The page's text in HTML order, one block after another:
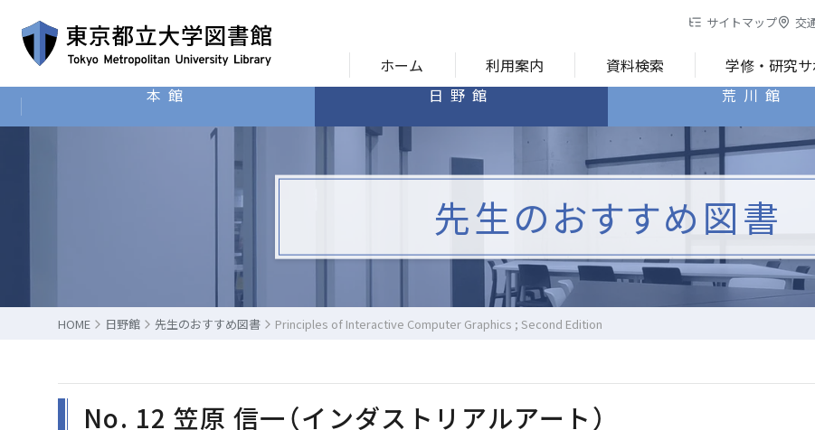
サイトマップ 交
ホーム 利用案内 資料検索 学修・研究
本館 日野館 荒川館
先生のおすすめ図書
HOME 日野館 先生のおすすめ図書 Principles of Interactive Computer Graphics ; Second Edition
No. 12 笠原 信一（インダストリアルアート）